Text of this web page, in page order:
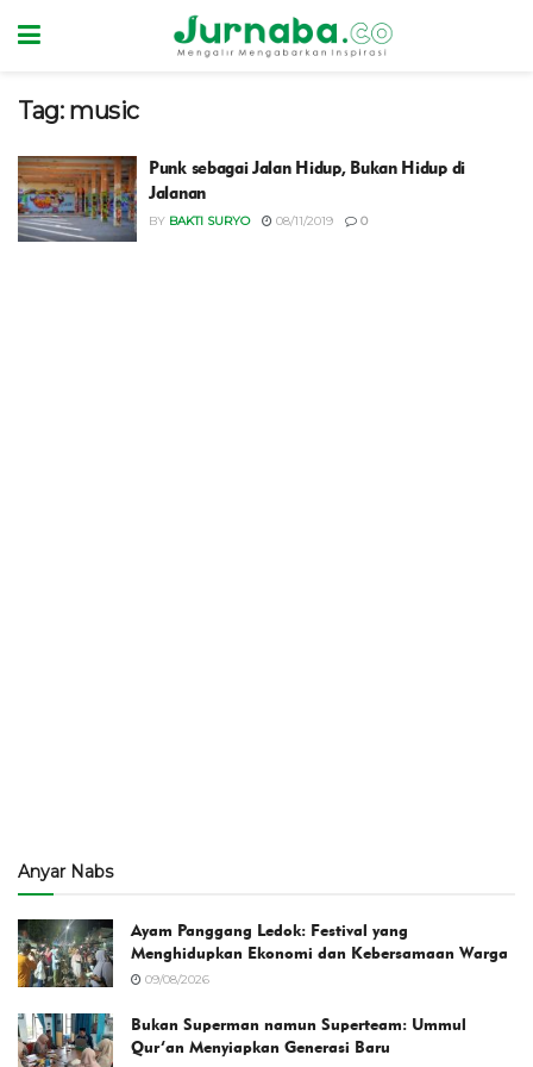
Tag: music
Punk sebagai Jalan Hidup, Bukan Hidup di
Jalanan
BY BAKTI SURYO 08/11/2019 0
Anyar Nabs
Ayam Panggang Ledok: Festival yang
Menghidupkan Ekonomi dan Kebersamaan Warga
09/08/2026
Bukan Superman namun Superteam: Ummul
Qur’an Menyiapkan Generasi Baru